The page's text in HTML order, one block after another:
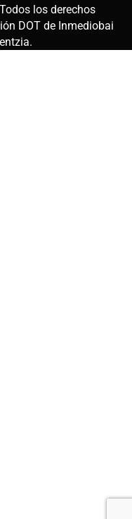
los derechos
DOT de Inmediobai
.